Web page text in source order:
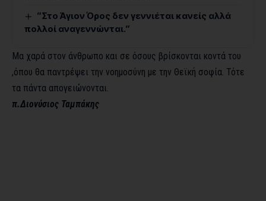
”Στο Άγιον Όρος δεν γεννιέται κανείς αλλά
πολλοί αναγεννώνται.”
Μα χαρά στον άνθρωπο και σε όσους βρίσκονται κοντά του
,όπου θα παντρέψει την νοημοσύνη με την Θεϊκή σοφία. Τότε
τα πάντα απογειώνονται.
π.Διονύσιος Ταμπάκης